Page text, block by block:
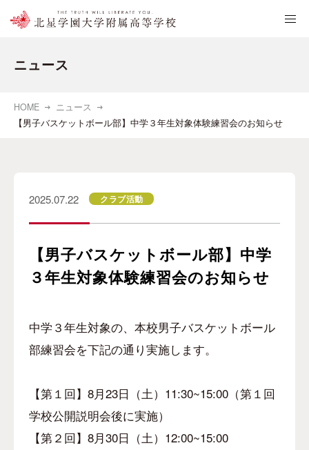
ニュース
HOME
ニュース
【男子バスケットボール部】中学３年生対象体験練習会のお知らせ
2025.07.22 クラブ活動
【男子バスケットボール部】中学
３年生対象体験練習会のお知らせ
中学３年生対象の、本校男子バスケットボール
部練習会を下記の通り実施します。
【第１回】8月23日（土） 11:30~15:00 （第１回
学校公開説明会後に実施）
【第２回】8月30日（土） 12:00~15:00